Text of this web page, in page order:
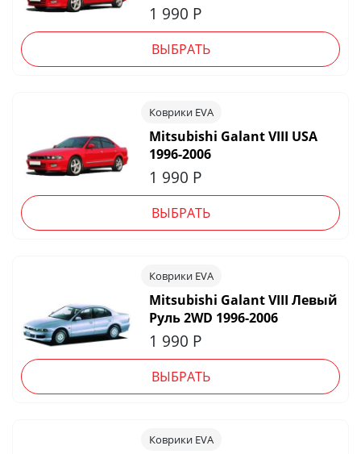
1 990 Р
ВЫБРАТЬ
Коврики EVA
Mitsubishi Galant VIII USA
1996-2006
1 990 Р
ВЫБРАТЬ
Коврики EVA
Mitsubishi Galant VIII Левый
Руль 2WD 1996-2006
1 990 Р
ВЫБРАТЬ
Коврики EVA